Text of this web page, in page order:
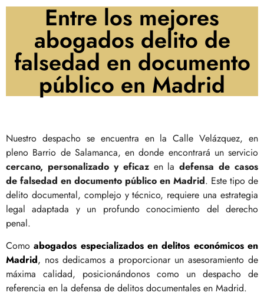
Entre los mejores
abogados delito de
falsedad en documento
público en Madrid
Nuestro despacho se encuentra en la Calle Velázquez, en
pleno Barrio de Salamanca, en donde encontrará un servicio
cercano, personalizado y eficazen ladefensa de casos
de falsedad en documento público en Madrid. Este tipo de
delito documental, complejo y técnico, requiere una estrategia
legal adaptada y un profundo conocimiento del derecho
penal.
Comoabogados especializados en delitos económicos en
Madrid, nos dedicamos a proporcionar un asesoramiento de
máxima calidad, posicionándonos como un despacho de
referencia en la defensa de delitos documentales en Madrid.